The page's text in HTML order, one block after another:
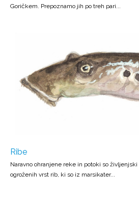
Goričkem. Prepoznamo jih po treh pari...
Ribe
Naravno ohranjene reke in potoki so
ogroženih vrst rib, ki so iz marsikater...